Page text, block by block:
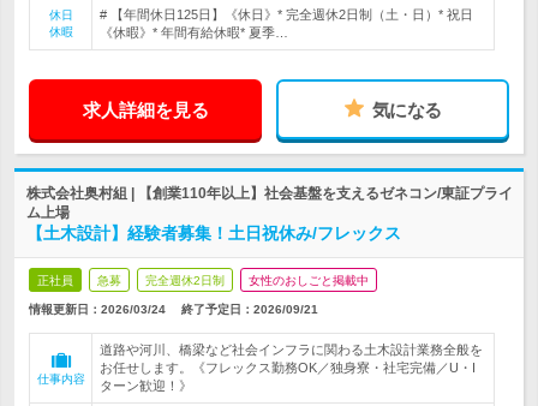
休日
休暇
# 【年間休日125日】《休日》* 完全週休2日制（土・日）* 祝日
《休暇》* 年間有給休暇* 夏季…
求人詳細を見る 気になる
株式会社奥村組 | 【創業110年以上】社会基盤を支えるゼネコン/東証プライ
ム上場
【土木設計】経験者募集！土日祝休み/フレックス
正社員 急募 完全週休2日制 女性のおしごと掲載中
情報更新日：2026/03/24 終了予定日： 2026/09/21
仕事内容
道路や河川、橋梁など社会インフラに関わる土木設計業務全般を
お任せします。《フレックス勤務OK／独身寮・社宅完備／U・I
ターン歓迎！》